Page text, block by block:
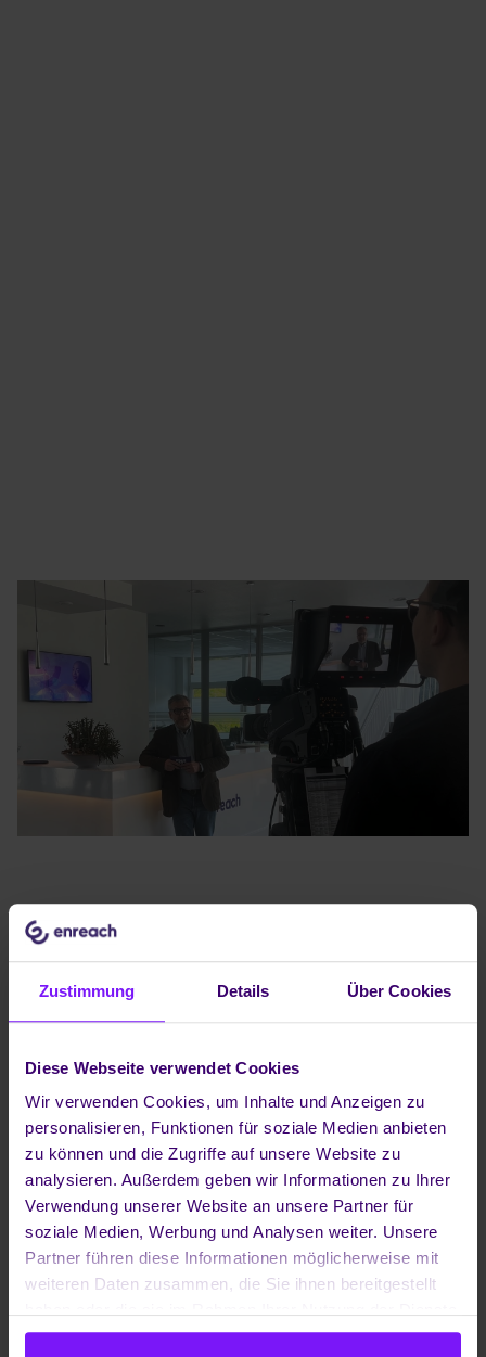
Zustimmung Details Über Cookies
Diese Webseite verwendet Cookies
Wir verwenden Cookies, um Inhalte und Anzeigen zu
personalisieren, Funktionen für soziale Medien anbieten
zu können und die Zugriffe auf unsere Website zu
analysieren. Außerdem geben wir Informationen zu Ihrer
Verwendung unserer Website an unsere Partner für
soziale Medien, Werbung und Analysen weiter. Unsere
Partner führen diese Informationen möglicherweise mit
weiteren Daten zusammen, die Sie ihnen bereitgestellt
gesammelt haben.
Bei unserem Online-Partner-Event UPDATE23 in der
neuesten Entwicklungen bei Enreach und praxisnahe
Lösungen für Kommunikation und Zusammenarbeit im
sowie smarte, KI-basierte Sprachassistenten für
Kundenservice rund um die Uhr. Damit können unsere
Vertriebspartner echte Mehrwerte für Unternehmen
schaffen, Kunden langfristig binden und neue
Zielgruppen erschließen.
Ein herzliches Dankeschön an alle, die an unserem
UPDATE23 teilgenommen haben, und natürlich an alle,
die mit ihren Vorträgen, ihrer Arbeit und Hilfe zum